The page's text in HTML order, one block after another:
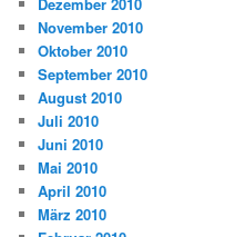
November 2010
Oktober 2010
September 2010
August 2010
Juli 2010
Juni 2010
Mai 2010
April 2010
März 2010